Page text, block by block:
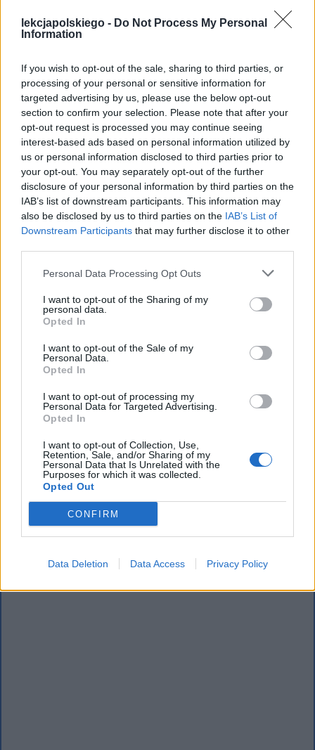
lekcjapolskiego - Do Not Process My Personal
Information
If you wish to opt-out of the sale, sharing to third parties, or
processing of your personal or sensitive information for
targeted advertising by us, please use the below opt-out
section to confirm your selection. Please note that after your
opt-out request is processed you may continue seeing
interest-based ads based on personal information utilized by
us or personal information disclosed to third parties prior to
your opt-out. You may separately opt-out of the further
disclosure of your personal information by third parties on the
IAB’s list of downstream participants. This information may
also be disclosed by us to third parties on the IAB’s List of
Downstream Participants that may further disclose it to other
Personal Data Processing Opt Outs
I want to opt-out of the Sharing of my
personal data.
Opted In
I want to opt-out of the Sale of my
Personal Data.
Opted In
I want to opt-out of processing my
Personal Data for Targeted Advertising.
Opted In
I want to opt-out of Collection, Use,
Retention, Sale, and/or Sharing of my
Personal Data that Is Unrelated with the
Purposes for which it was collected.
Opted Out
CONFIRM
Data Deletion Data Access Privacy Policy
i chyba pancerz ziemi za ciasny
pęka, rozsadza i grzmi, i grzmi (…)
Baczyński podkreśla ich młody wiek, brak
doświadczenia i gwałtowny proces
dojrzewania, jaki wywołała w nich wojna.
Wskazuje na to, że wymagania, które
stawia przed nimi Historia znacznie
dominującym uczuciem wśród nich jest
strach.
Osoba mówiąca, przedstawiciel
reprezentowanej generacji, zdaje się
polemizować z romantyczną ideą
prometeizmu: